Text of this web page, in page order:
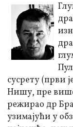
сусрету (први
Нишу, пре више
режирао др
узимајући у